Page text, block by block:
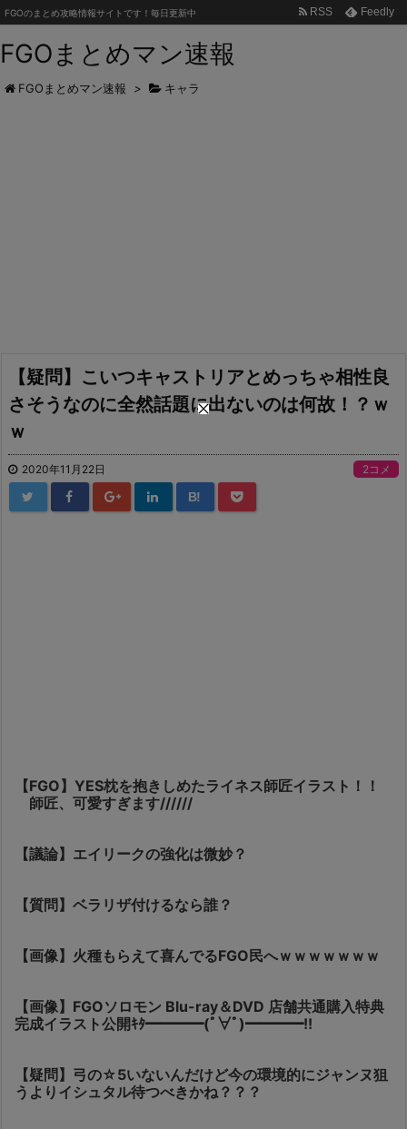
FGOまとめマン速報
FGOのまとめ攻略情報サイトです！毎日更新中 RSS Feedly
FGOまとめマン速報 > キャラ
【疑問】こいつキャストリアとめっちゃ相性良
さそうなのに全然話題に出ないのは何故！？ｗ
ｗ
2020年11月22日 2コメ
B!
【FGO】YES枕を抱きしめたライネス師匠イラスト！！
師匠、可愛すぎます//////
【議論】エイリークの強化は微妙？
【質問】ベラリザ付けるなら誰？
【画像】火種もらえて喜んでるFGO民へｗｗｗｗｗｗｗ
【画像】FGOソロモン Blu-ray＆DVD 店舗共通購入特典
完成イラスト公開ｷﾀ━━━━(ﾟ∀ﾟ)━━━━!!
【疑問】弓の☆5いないんだけど今の環境的にジャンヌ狙
うよりイシュタル待つべきかね？？？